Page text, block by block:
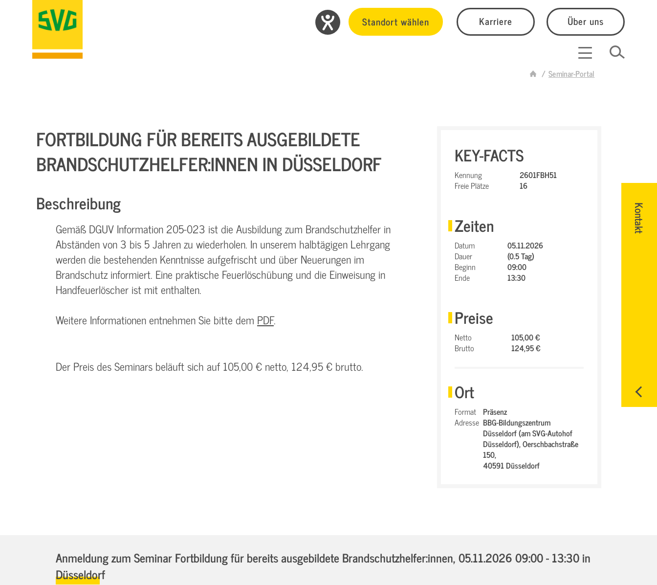
Standort wählen Karriere Über uns
Seminar-Portal
Kontakt
FORTBILDUNG FÜR BEREITS AUSGEBILDETE
BRANDSCHUTZHELFER:INNEN IN DÜSSELDORF
Beschreibung
Gemäß DGUV Information 205-023 ist die Ausbildung zum Brandschutzhelfer in
Abständen von 3 bis 5 Jahren zu wiederholen. In unserem halbtägigen Lehrgang
werden die bestehenden Kenntnisse aufgefrischt und über Neuerungen im
Brandschutz informiert. Eine praktische Feuerlöschübung und die Einweisung in
Handfeuerlöscher ist mit enthalten.
Weitere Informationen entnehmen Sie bitte dem PDF.
Der Preis des Seminars beläuft sich auf 105,00 € netto, 124,95 € brutto.
KEY-FACTS
Kennung
2601FBH51
Freie Plätze
16
Zeiten
Datum
05.11.2026
Dauer
(0.5 Tag)
Beginn
09:00
Ende
13:30
Preise
Netto
105,00 €
Brutto
124,95 €
Ort
Format Präsenz
Adresse BBG-Bildungszentrum
Düsseldorf (am SVG-Autohof
Düsseldorf),Oerschbachstraße
150,
40591 Düsseldorf
Anmeldung zum Seminar Fortbildung für bereits ausgebildete Brandschutzhelfer:innen,05.11.2026 09:00 - 13:30in
Düsseldorf